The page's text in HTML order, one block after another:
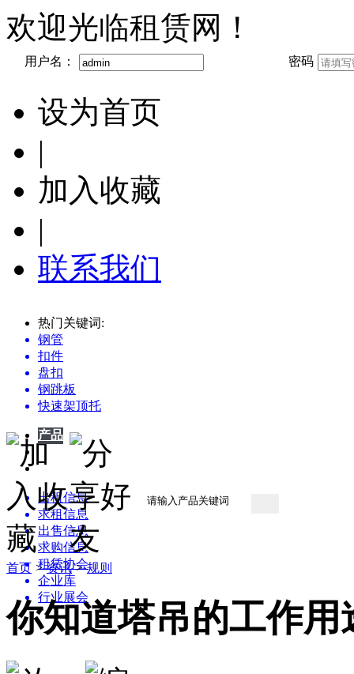
欢迎光临租赁网！
用户名： 密码
设为首页
|
加入收藏
|
联系我们
热门关键词:
钢管
扣件
盘扣
钢跳板
快速架顶托
产品
产品
企业
出租信息
求租信息
出售信息
求购信息
租赁协会
企业库
行业展会
资讯中心
首页 > 资讯 > 规则
你知道塔吊的工作用